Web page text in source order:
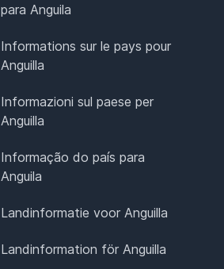
para Anguila
Informations sur le pays pour
Anguilla
Informazioni sul paese per
Anguilla
Informação do país para
Anguila
Landinformatie voor Anguilla
Landinformation för Anguilla